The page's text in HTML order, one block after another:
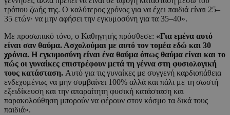
τρόπου ζωής της. Ο καλύτερος χρόνος για να έχει παιδιά είναι 25–
35 ετών· να μην αφήσει την εγκυμοσύνη για τα 35–40».
Με προσωπικό τόνο, ο Καθηγητής πρόσθεσε: «Για εμένα αυτό
είναι σαν θαύμα. Ασχολούμαι με αυτό τον τομέα εδώ και 30
χρόνια. Η εγκυμοσύνη είναι ένα θαύμα όπως θαύμα είναι και το
πώς οι γυναίκες επιστρέφουν μετά τη γέννα στη φυσιολογική
τους κατάσταση. Αυτό για τις γυναίκες με συγγενή καρδιοπάθεια
ενδεχομένως να μην συμβαίνει 100% αλλά και πάλι με τη σωστή
εξειδίκευση και την απαραίτητη φυσική κατάσταση και
παρακολούθηση μπορούν να φέρουν στον κόσμο τα δικά τους
παιδιά».